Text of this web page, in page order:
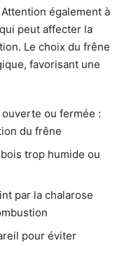
également à
peut affecter la
Le choix du frêne
favorisant une
ou fermée :
du frêne
trop humide ou
par la chalarose
pour éviter